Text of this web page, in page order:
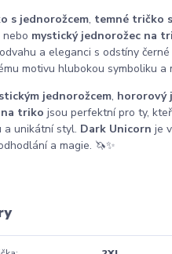
s jednorožcem, temné tričko
nebo mystický jednorožec na
a eleganci s odstíny
motivu hlubokou symboliku a
jednorožcem, hororový
triko jsou perfektní pro ty,
a unikátní styl. Dark Unicorn je
a magie. 🦄✨